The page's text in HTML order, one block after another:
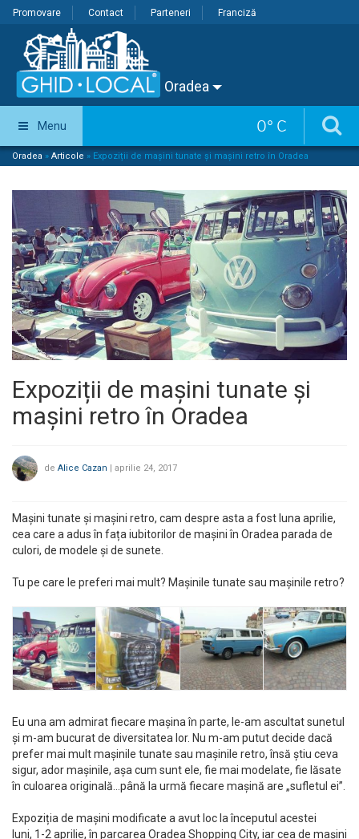
Promovare Contact Parteneri Franciză
Oradea
0° C
Menu
Oradea » Articole » Expoziții de mașini tunate și mașini retro în Oradea
Expoziții de mașini tunate și
mașini retro în Oradea
de Alice Cazan | aprilie 24, 2017
Mașini tunate și mașini retro, cam despre asta a fost luna aprilie,
cea care a adus în fața iubitorilor de mașini în Oradea parada de
culori, de modele și de sunete.
Tu pe care le preferi mai mult? Mașinile tunate sau mașinile retro?
Eu una am admirat fiecare mașina în parte, le-am ascultat sunetul
și m-am bucurat de diversitatea lor. Nu m-am putut decide dacă
prefer mai mult mașinile tunate sau mașinile retro, însă știu ceva
sigur, ador mașinile, așa cum sunt ele, fie mai modelate, fie lăsate
în culoarea originală…până la urmă fiecare mașină are „sufletul ei”.
Expoziția de mașini modificate a avut loc la începutul acestei
luni, 1-2 aprilie, în parcarea Oradea Shopping City, iar cea de mașini